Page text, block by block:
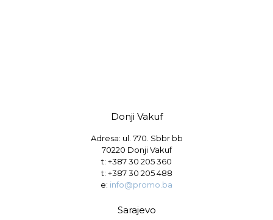
Donji Vakuf
Adresa: ul. 770. Sbbr bb
70220 Donji Vakuf
t: +387 30 205 360
t: +387 30 205 488
e: info@promo.ba
Sarajevo